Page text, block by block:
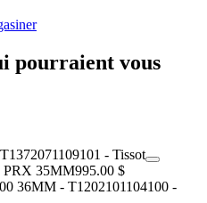
pourraient vous
PRX 35MM995.00 $